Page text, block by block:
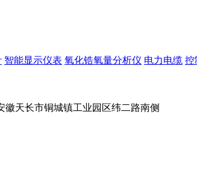
智能显示仪表 氧化锆氧量分析仪 电力电缆 控
徽天长市铜城镇工业园区纬二路南侧